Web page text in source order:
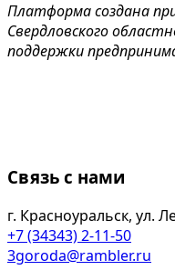
Платформа создана
Свердловского
поддержки
Связь с нами
г. Красноуральск, ул.
+7 (34343) 2-11-50
3goroda@rambler.ru